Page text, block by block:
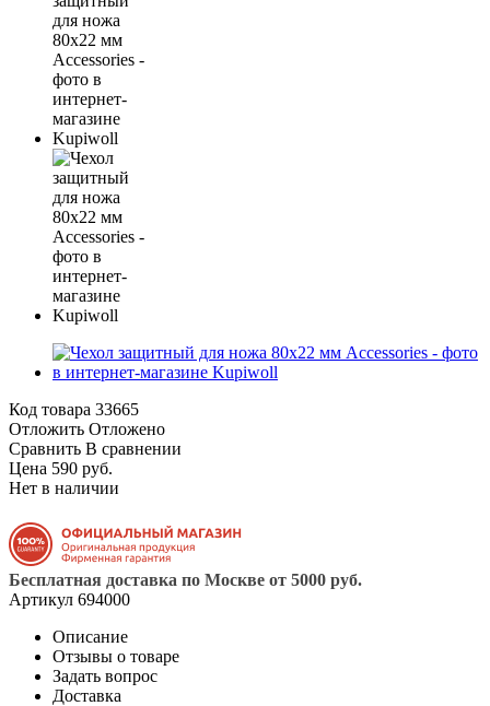
Код товара 33665
Отложить Отложено
Сравнить В сравнении
Цена 590 руб.
Нет в наличии
Бесплатная доставка по Москве от 5000 руб.
Артикул 694000
Описание
Отзывы о товаре
Задать вопрос
Доставка